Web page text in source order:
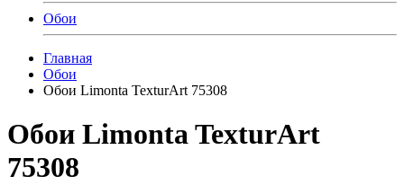
Обои
Главная
Обои
Обои Limonta TexturArt 75308
Обои Limonta TexturArt
75308